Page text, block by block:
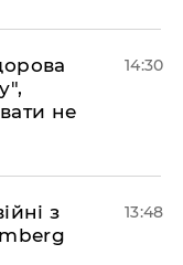
не
14:30
з
13:48